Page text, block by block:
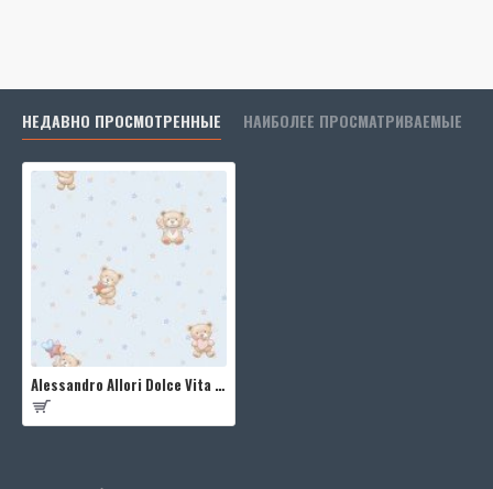
НЕДАВНО ПРОСМОТРЕННЫЕ НАИБОЛЕЕ ПРОСМАТРИВАЕМЫЕ
Alessandro Allori Dolce Vita RDV2409-7